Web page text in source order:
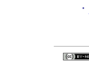
·